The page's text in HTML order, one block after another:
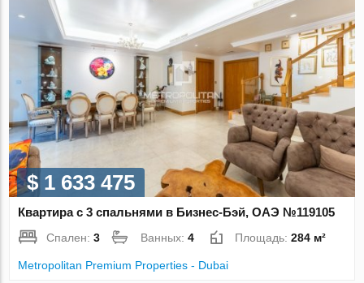
$ 1 633 475
Квартира с 3 спальнями в Бизнес-Бэй, ОАЭ №119105
Спален:3 Ванных:4 Площадь:284 м²
Metropolitan Premium Properties - Dubai